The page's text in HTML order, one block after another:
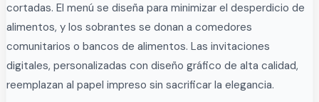
cortadas. El menú se diseña para minimizar el desperdicio de
alimentos, y los sobrantes se donan a comedores
comunitarios o bancos de alimentos. Las invitaciones
digitales, personalizadas con diseño gráfico de alta calidad,
reemplazan al papel impreso sin sacrificar la elegancia.